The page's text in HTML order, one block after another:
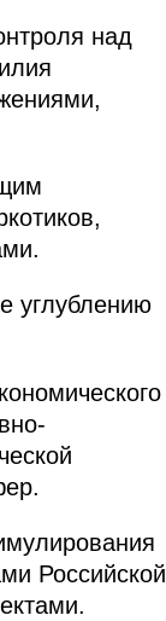
над
углублению
Российской